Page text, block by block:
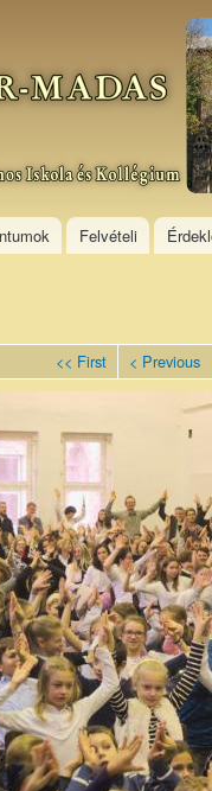
Felvételi
<< First < Previous